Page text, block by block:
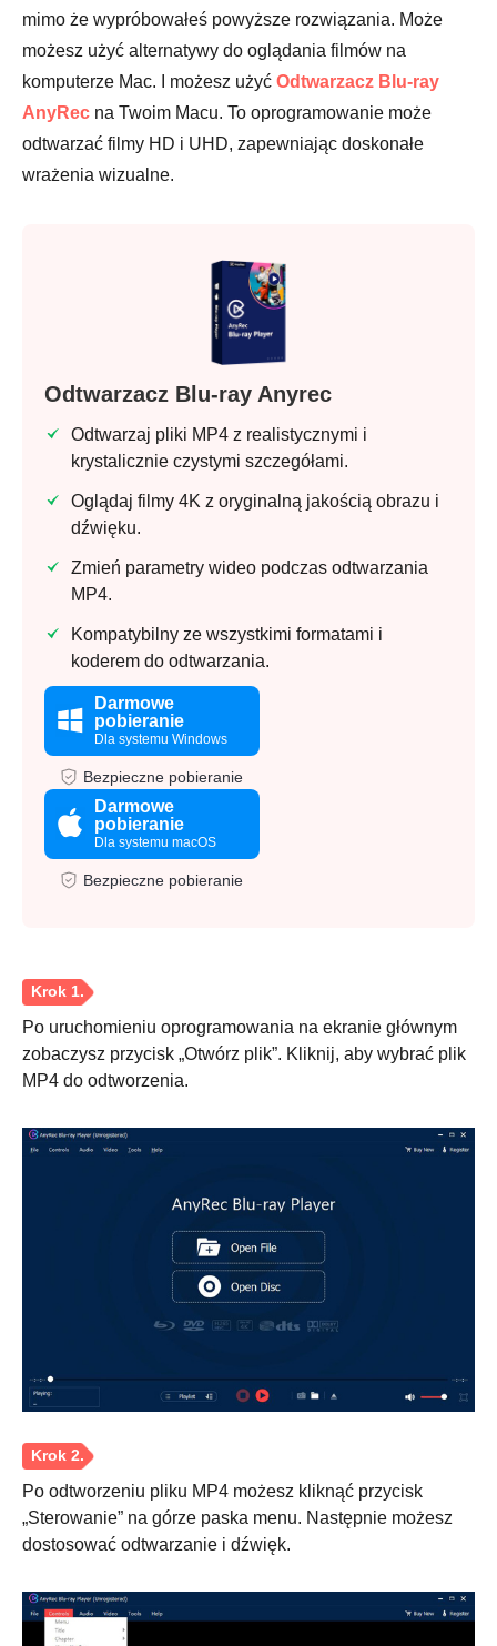
Krok 4.
mimo że wypróbowałeś powyższe rozwiązania. Może
możesz użyć alternatywy do oglądania filmów na
komputerze Mac. I możesz użyć Odtwarzacz Blu-ray
AnyRec na Twoim Macu. To oprogramowanie może
odtwarzać filmy HD i UHD, zapewniając doskonałe
wrażenia wizualne.
Odtwarzacz Blu-ray Anyrec
Odtwarzaj pliki MP4 z realistycznymi i
krystalicznie czystymi szczegółami.
Oglądaj filmy 4K z oryginalną jakością obrazu i
dźwięku.
Zmień parametry wideo podczas odtwarzania
MP4.
Kompatybilny ze wszystkimi formatami i
koderem do odtwarzania.
Darmowe
pobieranie
Dla systemu Windows
Bezpieczne pobieranie
Darmowe
pobieranie
Dla systemu macOS
Bezpieczne pobieranie
Po uruchomieniu oprogramowania na ekranie głównym
zobaczysz przycisk „Otwórz plik”. Kliknij, aby wybrać plik
MP4 do odtworzenia.
Po odtworzeniu pliku MP4 możesz kliknąć przycisk
„Sterowanie” na górze paska menu. Następnie możesz
dostosować odtwarzanie i dźwięk.